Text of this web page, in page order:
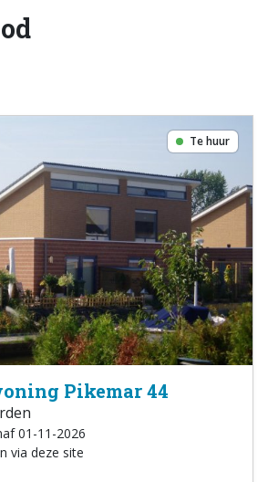
Te huur
Pikemar 44
01-11-2026
via deze site